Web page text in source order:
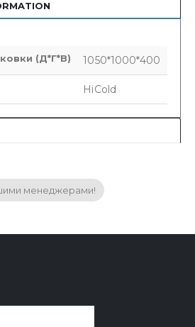
(Д*Г*В) 1050*1000*400
HiCold
менеджерами!